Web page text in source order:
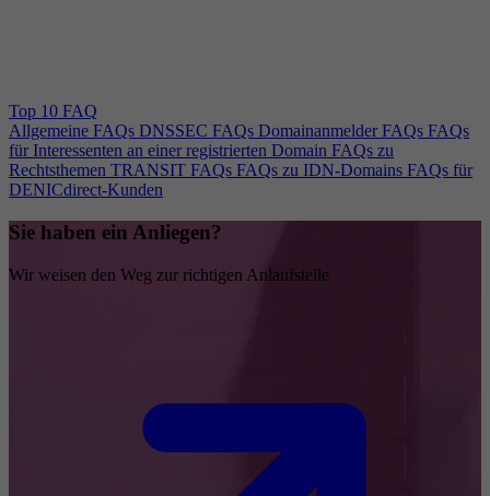
Top 10 FAQ
Allgemeine FAQs DNSSEC FAQs Domainanmelder FAQs FAQs
für Interessenten an einer registrierten Domain FAQs zu
Rechtsthemen TRANSIT FAQs FAQs zu IDN-Domains FAQs für
DENICdirect-Kunden
Sie haben ein Anliegen?
Wir weisen den Weg zur richtigen Anlaufstelle